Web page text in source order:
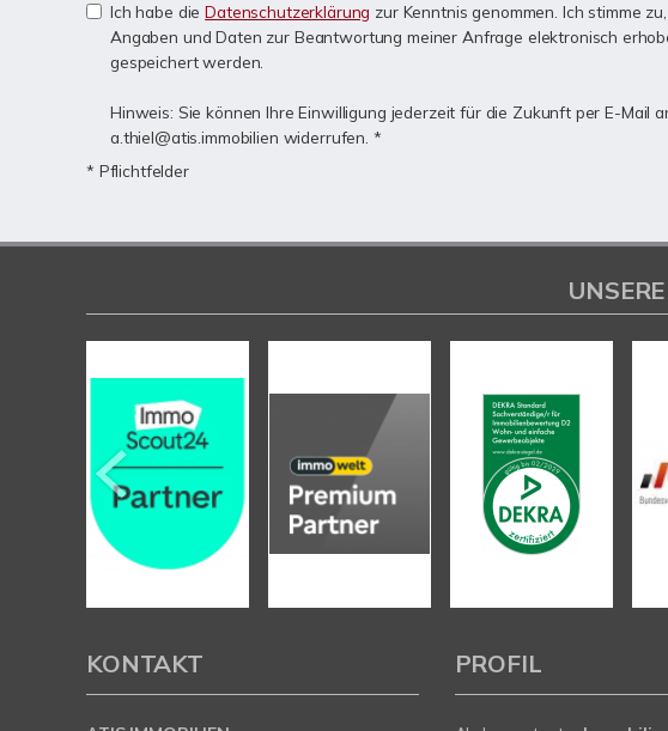
Ich habe dieDatenschutzerklärung zur Kenntnis genommen. Ich stimme
Angaben und Daten zur Beantwortung meiner Anfrage elektronisch
gespeichert werden.
Hinweis: Sie können Ihre Einwilligung jederzeit für die Zukunft per E-Mail
a.thiel@atis.immobilien widerrufen. *
* Pflichtfelder
KONTAKT PROFIL